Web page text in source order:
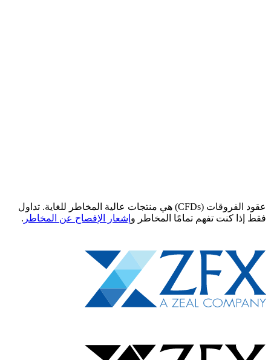
عقود الفروقات (CFDs) هي منتجات عالية المخاطر للغاية. تداول
فقط إذا كنت تفهم تمامًا المخاطر و إشعار الإفصاح عن المخاطر .